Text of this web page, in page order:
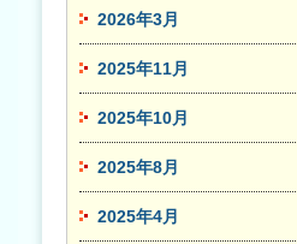
2026年3月
2025年11月
2025年10月
2025年8月
2025年4月